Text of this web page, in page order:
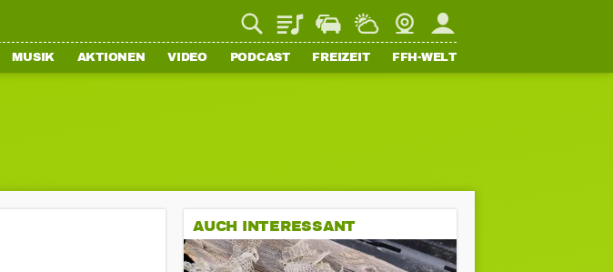
PlaylistStaupilotWetterWebcamMein FFH
MUSIK AKTIONEN VIDEO PODCAST FREIZEIT FFH-WELT
AUCH INTERESSANT